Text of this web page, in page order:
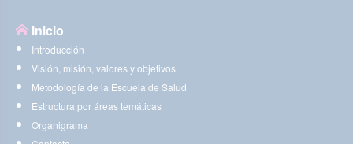
Inicio
Introducción
Visión, misión, valores y objetivos
Metodología de la Escuela de Salud
Estructura por áreas temáticas
Organigrama